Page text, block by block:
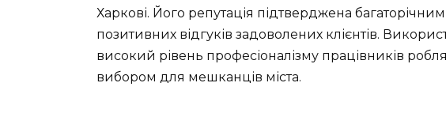
Харкові. Його репутація підтверджена
позитивних відгуків задоволених клієнтів.
високий рівень професіоналізму працівників
вибором для мешканців міста.